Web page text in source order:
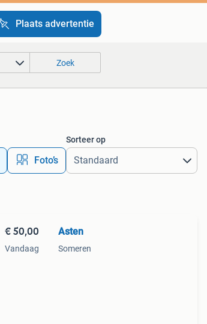
Plaats advertentie
Zoek
Foto’s
Sorteer op
€ 50,00
Vandaag
Asten
Someren